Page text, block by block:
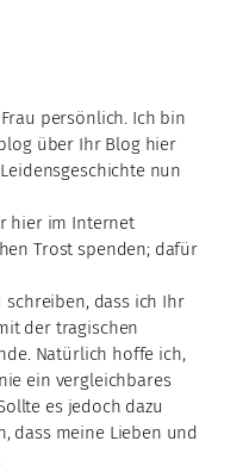
persönlich. Ich bin
über Ihr Blog hier
nun
hier im Internet
Trost spenden; dafür
schreiben, dass ich Ihr
der tragischen
Natürlich hoffe ich,
ein vergleichbares
es jedoch dazu
dass meine Lieben und